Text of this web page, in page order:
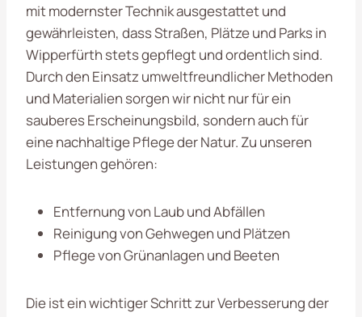
mit modernster Technik ausgestattet und
gewährleisten, dass Straßen, Plätze und Parks in
Wipperfürth stets gepflegt und ordentlich sind.
Durch den Einsatz umweltfreundlicher Methoden
und Materialien sorgen wir nicht nur für ein
sauberes Erscheinungsbild, sondern auch für
eine nachhaltige Pflege der Natur. Zu unseren
Leistungen gehören:
Entfernung von Laub und Abfällen
Reinigung von Gehwegen und Plätzen
Pflege von Grünanlagen und Beeten
Die ist ein wichtiger Schritt zur Verbesserung der